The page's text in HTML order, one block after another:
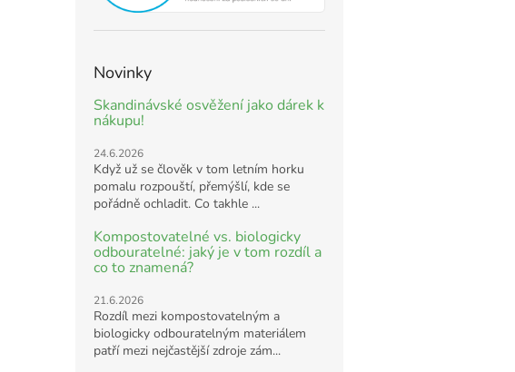
Novinky
Skandinávské osvěžení jako dárek k
nákupu!
24.6.2026
Když už se člověk v tom letním horku
pomalu rozpouští, přemýšlí, kde se
pořádně ochladit. Co takhle ...
Kompostovatelné vs. biologicky
odbouratelné: jaký je v tom rozdíl a
co to znamená?
21.6.2026
Rozdíl mezi kompostovatelným a
biologicky odbouratelným materiálem
patří mezi nejčastější zdroje zám...